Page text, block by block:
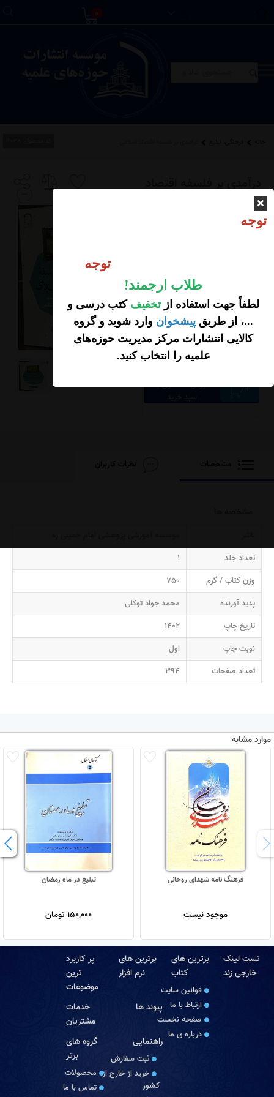
توجه
توجه
طلاب ارجمند!
لطفاً جهت استفاده از تخفیف کتب درسی و
...، از طریق پیشخوان وارد شوید و گروه
کالایی انتشارات مرکز مدیریت حوزه‌های
علمیه را انتخاب کنید.
درآمدی بر فلسفه اقتصاد
اسلامی
295,000 تومان
59,000 تخفیف
236,000 تومان
افزودن محصول به
تعداد جلد
1
وزن کتاب / گرم
750
پدید آورنده
محمد جواد توکلی
تاریخ چاپ
1402
نوبت چاپ
اول
تعداد صفحات
394
موارد مشابه
فرهنگ نامه شهدای روحانی
موجود نیست
تبلیغ در ماه رمضان
150,000 تومان
تست لینک
خارجی زند
برترین های
کتاب
قوانین سایت
ارتباط با ما
صفحه نخست
درباره‏ ی ما
برترین های
نرم افزار
پر کاربرد
ترین
موضوعات
پیوند ها
خدمات
مشتریان
راهنمایی
ثبت سفارش
خرید از خارج از
کشور
گروه های
برتر
محصولات
تماس با ما